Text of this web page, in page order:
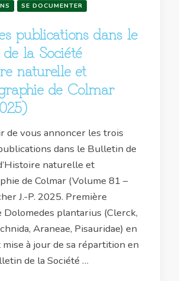
SE DOCUMENTER
publications dans le
la Société
naturelle et
de Colmar
de vous annoncer les trois
dans le Bulletin de
naturelle et
de Colmar (Volume 81 –
J.-P. 2025. Première
Dolomedes plantarius (Clerck,
Araneae, Pisauridae) en
à jour de sa répartition en
de la Société …